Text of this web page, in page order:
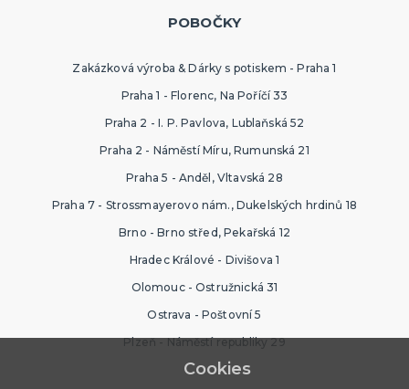
POBOČKY
Zakázková výroba & Dárky s potiskem - Praha 1
Praha 1 - Florenc, Na Poříčí 33
Praha 2 - I. P. Pavlova, Lublaňská 52
Praha 2 - Náměstí Míru, Rumunská 21
Praha 5 - Anděl, Vltavská 28
Praha 7 - Strossmayerovo nám., Dukelských hrdinů 18
Brno - Brno střed, Pekařská 12
Hradec Králové - Divišova 1
Olomouc - Ostružnická 31
Ostrava - Poštovní 5
Plzeň - Náměstí republiky 29
Cookies